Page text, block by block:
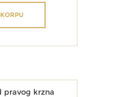
pravog krzna